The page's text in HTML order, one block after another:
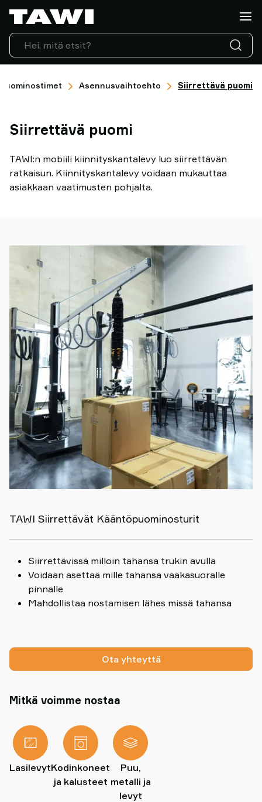
Puominostimet Asennusvaihtoehto Siirrettävä puomi
Siirrettävä puomi
TAWI:n mobiili kiinnityskantalevy luo siirrettävän
ratkaisun. Kiinnityskantalevy voidaan mukauttaa
asiakkaan vaatimusten pohjalta.
TAWI Siirrettävät Kääntöpuominosturit
Siirrettävissä milloin tahansa trukin avulla
Voidaan asettaa mille tahansa vaakasuoralle
pinnalle
Mahdollistaa nostamisen lähes missä tahansa
Ota yhteyttä
Mitkä voimme nostaa
LasilevytKodinkoneet
ja kalusteet
Puu,
metalli ja
levyt
Mitä
haluatte
nostaa?
Nostolaitteet
Toimialat
Huolto
Suositukset
nostamisesta
Ota
yhteyttä